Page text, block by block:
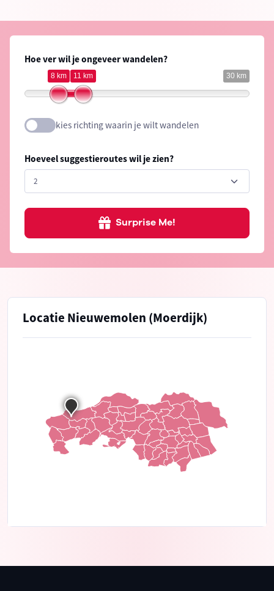
Hoe ver wil je ongeveer wandelen?
30 km
8 km 11 km
kies richting waarin je wilt wandelen
Hoeveel suggestieroutes wil je zien?
Surprise Me!
Locatie Nieuwemolen (Moerdijk)